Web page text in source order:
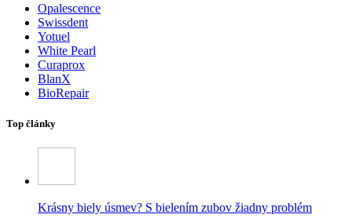
Opalescence
Swissdent
Yotuel
White Pearl
Curaprox
BlanX
BioRepair
Top články
Krásny biely úsmev? S bielením zubov žiadny problém